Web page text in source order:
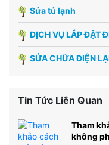
Sửa tủ lạnh
DỊCH VỤ LẮP ĐẶT
SỬA CHỮA ĐIỆN
Tin Tức Liên Quan
Tham
không